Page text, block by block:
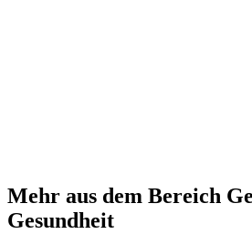
Mehr aus dem Bereich
Gesundheit